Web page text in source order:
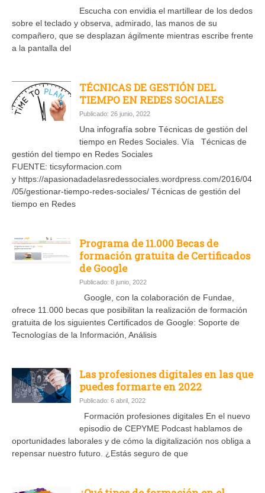
Escucha con envidia el martillear de los dedos
sobre el teclado y observa, admirado, las manos de su
compañero, que se desplazan ágilmente mientras escribe frente
a la pantalla del
TÉCNICAS DE GESTIÓN DEL
TIEMPO EN REDES SOCIALES
Publicado: 26 junio, 2022
Una infografía sobre Técnicas de gestión del
tiempo en Redes Sociales. Vía Técnicas de
gestión del tiempo en Redes Sociales
FUENTE: ticsyformacion.com
y https://apasionadadelasredessociales.wordpress.com/2016/04
/05/gestionar-tiempo-redes-sociales/ Técnicas de gestión del
tiempo en Redes
Programa de 11.000 Becas de
formación gratuita de Certificados
de Google
Publicado: 8 junio, 2022
Google, con la colaboración de Fundae,
ofrece 11.000 becas que posibilitan la realización de formación
gratuita de los siguientes Certificados de Google: Soporte de
Tecnologías de la Información, Análisis
Las profesiones digitales en las que
puedes formarte en 2022
Publicado: 6 abril, 2022
Formación profesiones digitales En el nuevo
episodio de CEPYME Podcast hablamos de
oportunidades laborales y de cómo la digitalización nos obliga a
repensar nuestro futuro. ¿Estás seguro de que